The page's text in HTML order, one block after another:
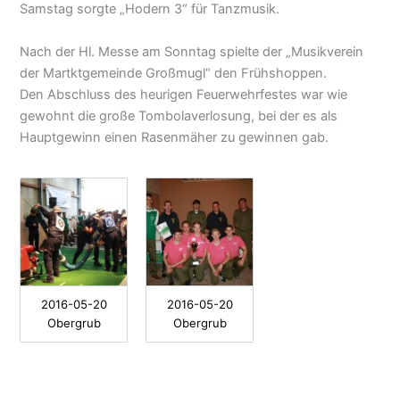
Samstag sorgte „Hodern 3“ für Tanzmusik.
Nach der Hl. Messe am Sonntag spielte der „Musikverein
der Martktgemeinde Großmugl“ den Frühshoppen.
Den Abschluss des heurigen Feuerwehrfestes war wie
gewohnt die große Tombolaverlosung, bei der es als
Hauptgewinn einen Rasenmäher zu gewinnen gab.
2016-05-20
Obergrub
2016-05-20
Obergrub